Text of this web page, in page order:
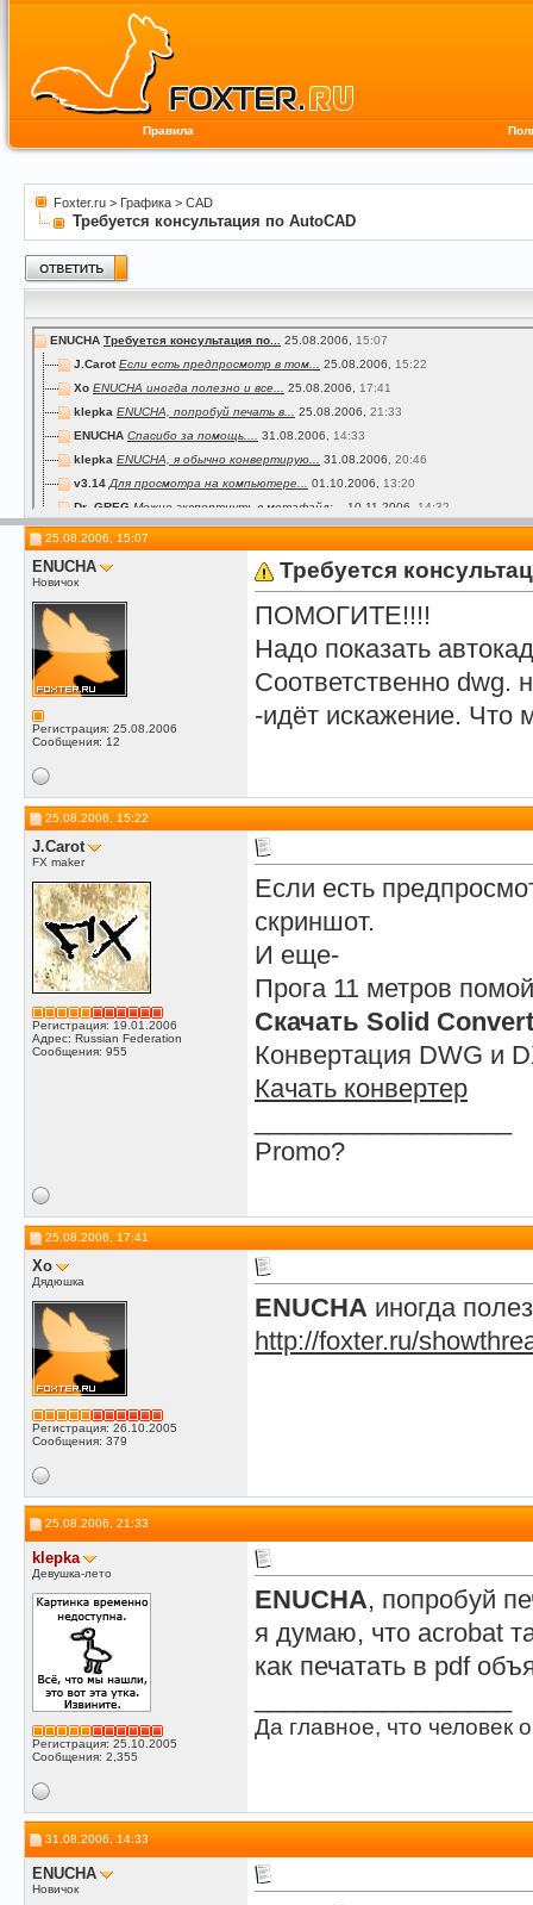
Правила
Foxter.ru > Графика > CAD
Требуется консультация по AutoCAD
ENUCHA Требуется консультация по... 25.08.2006, 15:07
J.Carot Если есть предпросмотр в том... 25.08.2006, 15:22
Xo ENUCHA иногда полезно и все... 25.08.2006, 17:41
klepka ENUCHA, попробуй печать в... 25.08.2006, 21:33
ENUCHA Спасибо за помощь.... 31.08.2006, 14:33
klepka ENUCHA, я обычно конвертирую... 31.08.2006, 20:46
v3.14 Для просмотра на компьютере... 01.10.2006, 13:20
Dr_GREG Можно экспортнуть в метафайл:... 10.11.2006, 14:32
MsNirvana Экспорт в WMF действительно...28.11.2006,18:37
progra8Vla Попробуйте експортировать в...21.06.2007,19:18
Rash
экспортируй в wmf поюзай так...22.06.2007,16:45
progra8Vla
sashasakh
Коллеги, кто-нибудь в курсе,... 19.11.2007,
07:43
Prol Надо нажать Вид-3D виды-Вид в...
sashasakh
Спасибо за ответ, речь...
Там еще надо было нажать...20.11.2007,13:35
25.08.2006, 15:07
ENUCHA
Новичок
Регистрация: 25.08.2006
Сообщения: 12
Требуется
ПОМОГИТЕ!!!!
Надо показать
Соответственно dwg.
-идёт искажение. Что
25.08.2006, 15:22
J.Carot
FX maker
Регистрация: 19.01.2006
Адрес: Russian Federation
Сообщения: 955
Если есть
скриншот.
И еще-
Прога 11 метров
Скачать Solid
Конвертация DWG и
Качать конвертер
Promo?
25.08.2006, 17:41
Xo
Дядюшка
Регистрация: 26.10.2005
Сообщения: 379
ENUCHA иногда
http://foxter.ru/
25.08.2006, 21:33
klepka
Девушка-лето
Регистрация: 25.10.2005
Сообщения: 2,355
ENUCHA, попробуй
я думаю, что acrobat
как печатать в pdf
Да главное, что человек
31.08.2006, 14:33
ENUCHA
Новичок